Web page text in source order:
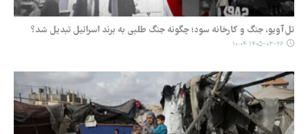
تل‌آویو، جنگ و کارخانه سود؛ چگونه جنگ طلبی به برند اسرائیل تبدیل شد؟
۱۴۰۵-۰۳-۲۶ ۱۰:۰۴